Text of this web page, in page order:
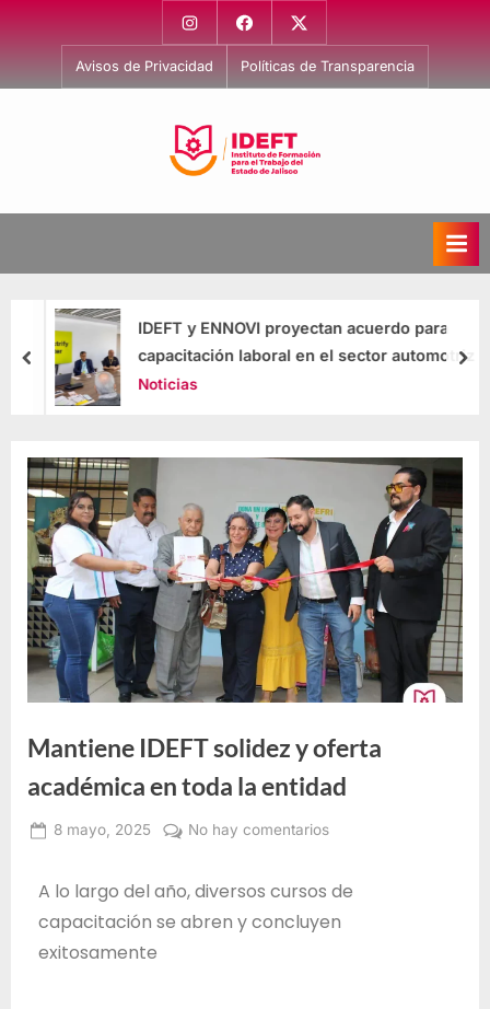
Avisos de Privacidad Políticas de Transparencia
i
t
e
F
o
r
a
c
ó
n
a
a
e
para
IDEFT y ENNOVI proyectan acuerdo para
capacitación laboral en el sector automotriz
Noticias
Mantiene IDEFT solidez y oferta
académica en toda la entidad
8 mayo, 2025
No hay comentarios
A lo largo del año, diversos cursos de
capacitación se abren y concluyen
exitosamente